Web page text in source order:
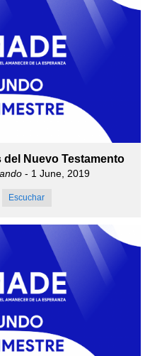
Nuevo Testamento
- 1 June, 2019
Escuchar